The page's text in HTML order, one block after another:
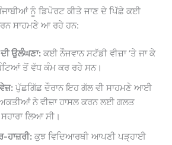
ਨੂੰ ਡਿਪੋਰਟ ਕੀਤੇ ਜਾਣ ਦੇ ਪਿੱਛੇ ਕਈ
ਸਾਹਮਣੇ ਆ ਰਹੇ ਹਨ:
ਦੀ ਉਲੰਘਣਾ: ਕਈ ਨੌਜਵਾਨ ਸਟੱਡੀ ਵੀਜ਼ਾ ‘ਤੇ ਜਾ ਕੇ
ਤੋਂ ਵੱਧ ਕੰਮ ਕਰ ਰਹੇ ਸਨ।
ਪੁੱਛਗਿੱਛ ਦੌਰਾਨ ਇਹ ਗੱਲ ਵੀ ਸਾਹਮਣੇ ਆਈ
ਨੇ ਵੀਜ਼ਾ ਹਾਸਲ ਕਰਨ ਲਈ ਗਲਤ
ਸਹਾਰਾ ਲਿਆ ਸੀ।
ਹਾਜ਼ਰੀ: ਕੁਝ ਵਿਦਿਆਰਥੀ ਆਪਣੀ ਪੜ੍ਹਾਈ